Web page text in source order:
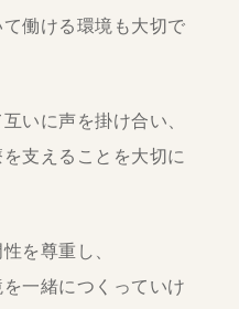
働ける環境も大切で
いに声を掛け合い、
支えることを大切に
を尊重し、
一緒につくっていけ